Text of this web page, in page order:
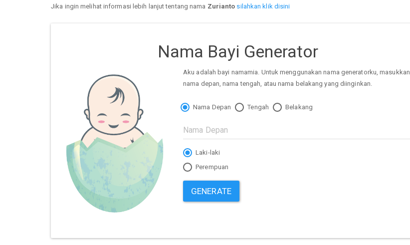
Jika ingin melihat informasi lebih lanjut tentang nama Zurianto silahkan klik disini
Nama Bayi Generator
Aku adalah bayi namamia. Untuk menggunakan nama generatorku, masukkan
nama depan, nama tengah, atau nama belakang yang diinginkan.
Nama Depan Tengah Belakang
Laki-laki
Perempuan
GENERATE